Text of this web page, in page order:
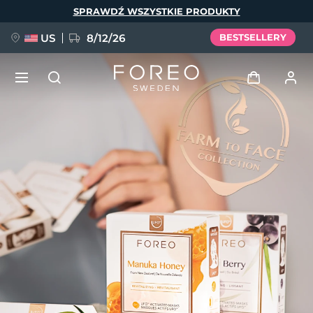
SPRAWDŹ WSZYSTKIE PRODUKTY
US 8/12/26 BESTSELLERY
Zaloguj
Profil użytkownika
Moje urządzenia
Moje zamówienia
Moje adresy
Moje subskrypcje
FAQ™ Pure Beauty-Tech Elixir
BREAKING NEWS
issa™ Teeth Whitening Set
English Deutsch
Español
Français
Italiano
Português
Polski
Svenska
Русский
简体中文 繁體中文